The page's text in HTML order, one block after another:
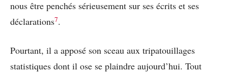
nous être penchés sérieusement sur ses écrits et ses
déclarations7.
Pourtant, il a apposé son sceau aux tripatouillages
statistiques dont il ose se plaindre aujourd’hui. Tout